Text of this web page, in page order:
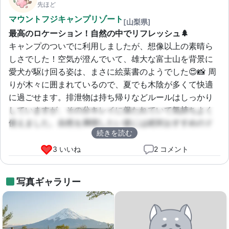
先ほど
マウントフジキャンプリゾート [山梨県]
最高のロケーション！自然の中でリフレッシュ🌲
キャンプのついでに利用しましたが、想像以上の素晴ら
しさでした！空気が澄んでいて、雄大な富士山を背景に
愛犬が駆け回る姿は、まさに絵葉書のようでした😍📸 周
りが木々に囲まれているので、夏でも木陰が多くて快適
に過ごせます。排泄物は持ち帰りなどルールはしっかり
していますが、その分キレイに保たれていて気持ちよく
使えました。自然を満喫したい派には絶対おすすめのド
続きを読む
3 いいね
2 コメント
写真ギャラリー